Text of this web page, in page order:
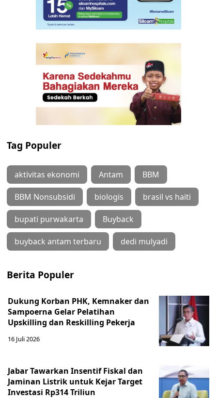
Tag Populer
aktivitas ekonomi Antam BBM
BBM Nonsubsidi biologis brasil vs haiti
bupati purwakarta Buyback
buyback antam terbaru dedi mulyadi
Berita Populer
Dukung Korban PHK, Kemnaker dan
Sampoerna Gelar Pelatihan
Upskilling dan Reskilling Pekerja
16 Juli 2026
Jabar Tawarkan Insentif Fiskal dan
Jaminan Listrik untuk Kejar Target
Investasi Rp314 Triliun